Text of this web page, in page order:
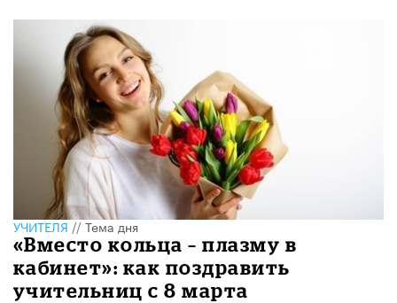
УЧИТЕЛЯ//Тема дня
«Вместо кольца – плазму в
кабинет»: как поздравить
учительниц с 8 марта